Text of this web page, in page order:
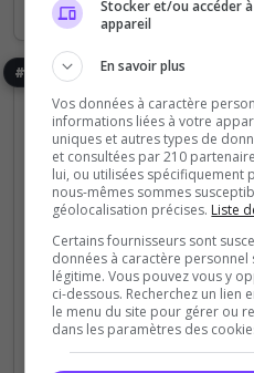
Voir le serveur
#8
Roleplay
Stunley Répertoire
Serveur répertoire qui
Stocker et/ou accéder
appareil
En savoir plus
Vos données à caractère
informations liées à votre
uniques et autres types de
et consultées par 210
lui, ou utilisées spécifiquement
nous-mêmes sommes
géolocalisation précises. Liste
Certains fournisseurs sont
données à caractère
légitime. Vous pouvez vous y
ci-dessous. Recherchez un lien
le menu du site pour gérer ou
dans les paramètres des